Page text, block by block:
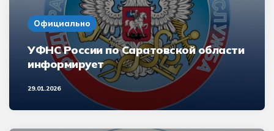
Официально
УФНС России по Саратовской области
информирует
29.01.2026